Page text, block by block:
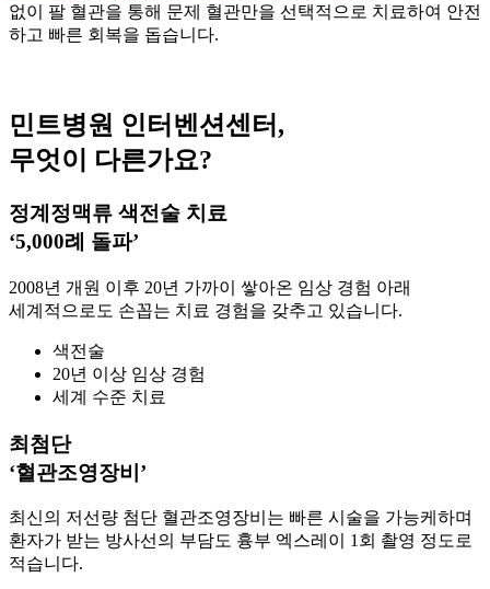
없이 팔 혈관을 통해 문제 혈관만을 선택적으로 치료하여 안전
하고 빠른 회복을 돕습니다.
민트병원 인터벤션센터,
무엇이 다른가요?
정계정맥류 색전술 치료
‘5,000례 돌파’
2008년 개원 이후 20년 가까이 쌓아온 임상 경험 아래
세계적으로도 손꼽는 치료 경험을 갖추고 있습니다.
색전술
20년 이상 임상 경험
세계 수준 치료
최첨단
‘혈관조영장비’
최신의 저선량 첨단 혈관조영장비는 빠른 시술을 가능케하며
환자가 받는 방사선의 부담도 흉부 엑스레이 1회 촬영 정도로
적습니다.